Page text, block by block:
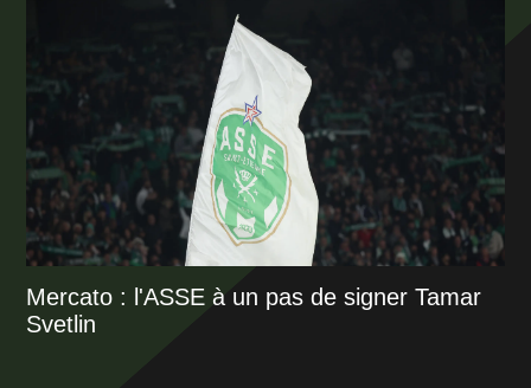
Mercato : l'ASSE à un pas de signer Tamar
Svetlin